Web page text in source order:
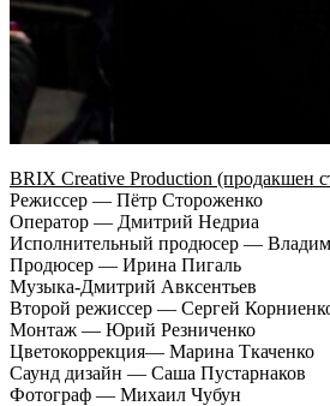
BRIX Creative Production (продакшен
Режиссер — Пётр Стороженко
Оператор — Дмитрий Недриа
Исполнительный продюсер —
Продюсер — Ирина Пигаль
Музыка-Дмитрий Авксентьев
Второй режиссер — Сергей
Монтаж — Юрий Резниченко
Цветокоррекция— Марина Ткаченко
Саунд дизайн — Саша Пустарнаков
Фотограф — Михаил Чубун